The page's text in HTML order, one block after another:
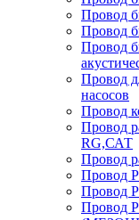
Провод
Провод
Провод
Провод
насосов
Провод
Провод
RG,САТ
Провод
Провод
Провод
Провод